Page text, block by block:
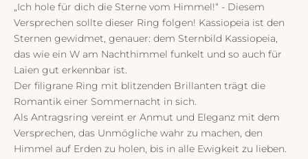
„Ich hole für dich die Sterne vom Himmel!“ - Diesem
Versprechen sollte dieser Ring folgen! Kassiopeia ist den
Sternen gewidmet, genauer: dem Sternbild Kassiopeia,
das wie ein W am Nachthimmel funkelt und so auch für
Laien gut erkennbar ist.
Der filigrane Ring mit blitzenden Brillanten trägt die
Romantik einer Sommernacht in sich.
Als Antragsring vereint er Anmut und Eleganz mit dem
Versprechen, das Unmögliche wahr zu machen, den
Himmel auf Erden zu holen, bis in alle Ewigkeit zu lieben.